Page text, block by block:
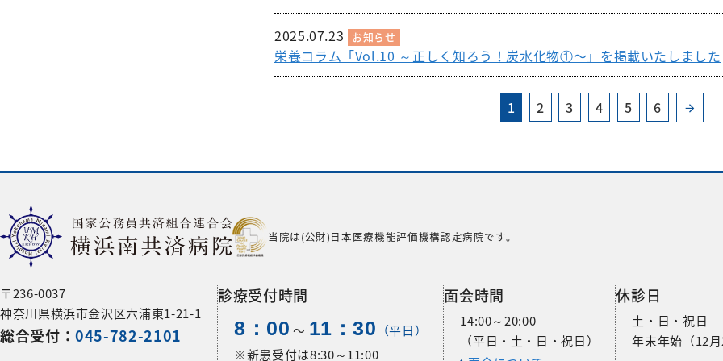
2025.07.23 お知らせ
栄養コラム「Vol.10 ～正しく知ろう！炭水化物①〜」を掲載いたしました
1 2 3 4 5 6
当院は(公財)日本医療機能評価機構認定病院です。
〒236-0037
神奈川県横浜市金沢区六浦東1-21-1
総合受付：045-782-2101
診療受付時間
8：00 〜 11：30 （平日）
※新患受付は8:30～11:00
面会時間
14:00～20:00
（平日・土・日・祝日）
休診日
土・日・祝日
年末年始（12月